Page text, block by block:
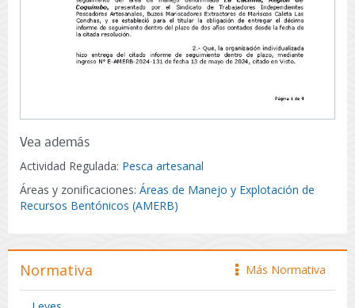
Vea además
Actividad Regulada: Pesca artesanal
Áreas y zonificaciones: Áreas de Manejo y Explotación de
Recursos Bentónicos (AMERB)
icono
Más Normativa
Normativa